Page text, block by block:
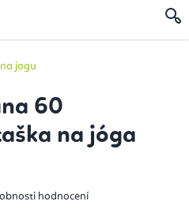
jogu
60
na jóga
hodnocení